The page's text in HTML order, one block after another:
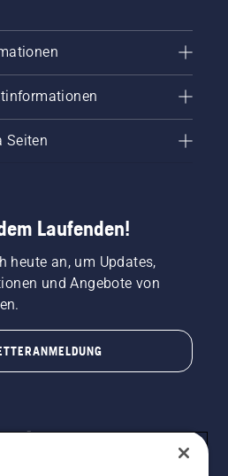
Seiten
Laufenden!
heute an, um Updates,
und Angebote von